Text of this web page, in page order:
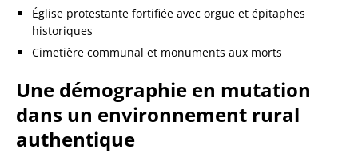
Église protestante fortifiée avec orgue et épitaphes
historiques
Cimetière communal et monuments aux morts
Une démographie en mutation
dans un environnement rural
authentique